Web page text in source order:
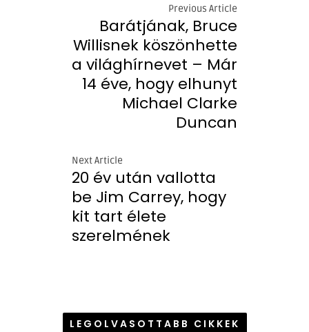
Previous Article
Barátjának, Bruce
Willisnek köszönhette
a világhírnevet – Már
14 éve, hogy elhunyt
Michael Clarke
Duncan
Next Article
20 év után vallotta
be Jim Carrey, hogy
kit tart élete
szerelmének
LEGOLVASOTTABB CIKKEK